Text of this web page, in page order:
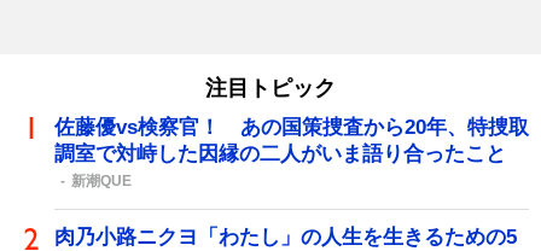
注目トピック
佐藤優vs検察官！ あの国策捜査から20年、特捜取
調室で対峙した因縁の二人がいま語り合ったこと
新潮QUE
肉乃小路ニクヨ「わたし」の人生を生きるための5